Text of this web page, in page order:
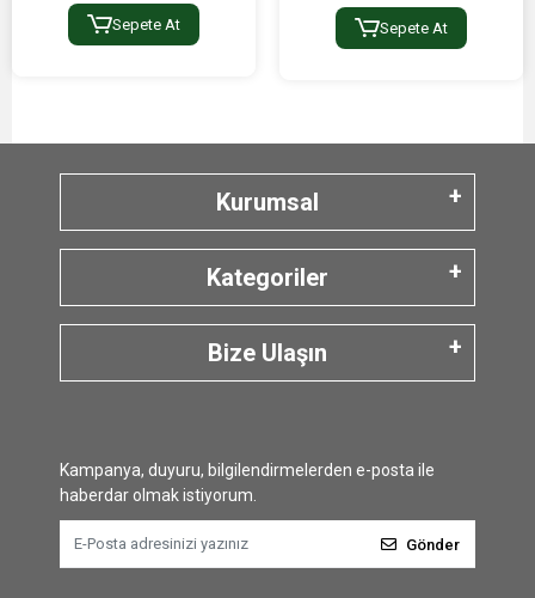
Sepete At Sepete At
Kurumsal
Kategoriler
Bize Ulaşın
Kampanya, duyuru, bilgilendirmelerden e-posta ile
haberdar olmak istiyorum.
Gönder